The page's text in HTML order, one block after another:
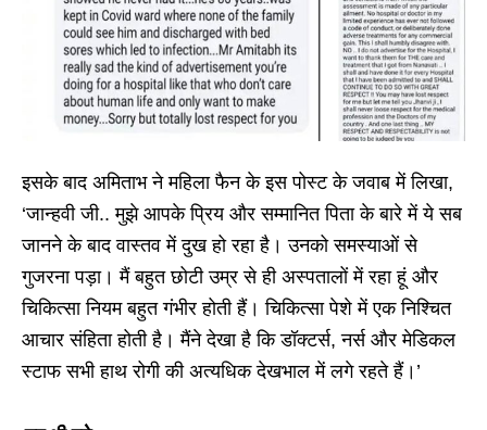
इसके बाद अमिताभ ने महिला फैन के इस पोस्ट के जवाब में लिखा,
‘जान्हवी जी.. मुझे आपके प्रिय और सम्मानित पिता के बारे में ये सब
जानने के बाद वास्तव में दुख हो रहा है। उनको समस्याओं से
गुजरना पड़ा। मैं बहुत छोटी उम्र से ही अस्पतालों में रहा हूं और
चिकित्सा नियम बहुत गंभीर होती हैं। चिकित्सा पेशे में एक निश्चित
आचार संहिता होती है। मैंने देखा है कि डॉक्टर्स, नर्स और मेडिकल
स्टाफ सभी हाथ रोगी की अत्यधिक देखभाल में लगे रहते हैं।’